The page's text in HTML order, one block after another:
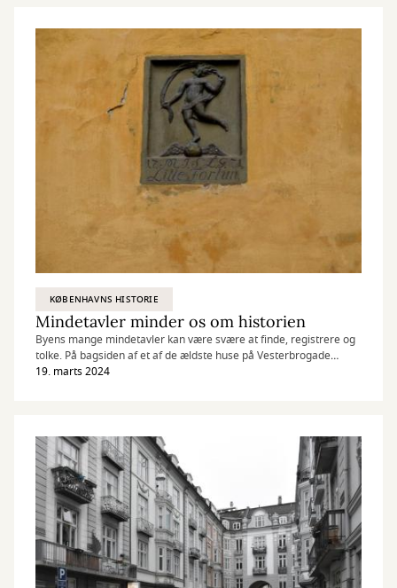
2002, hvor Tove Ditlevsen ville være fyldt 85 år.
KØBENHAVNS HISTORIE
Mindetavler minder os om historien
Byens mange mindetavler kan være svære at finde, registrere og
tolke. På bagsiden af et af de ældste huse på Vesterbrogade
voldte en mindetavle besvær for Vesterbro Lokalhistoriske
19. marts 2024